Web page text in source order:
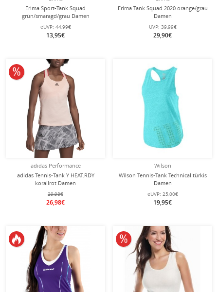
Erima Sport-Tank Squad
grün/smaragd/grau Damen
eUVP: 44,99€
13,95€
Erima Tank Squad 2020 orange/grau
Damen
UVP: 39,99€
29,90€
adidas Performance
adidas Tennis-Tank Y HEAT.RDY
korallrot Damen
29,98€
26,98€
10% reduziert
Wilson
Wilson Tennis-Tank Technical türkis
Damen
eUVP: 25,00€
19,95€
10% reduziert